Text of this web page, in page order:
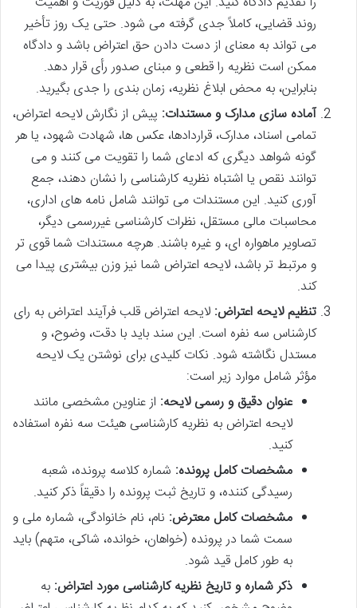
روند قضایی، کاملاً جدی گرفته می شود. حتی یک روز تأخیر
می تواند به معنای از دست دادن حق اعتراض باشد و دادگاه
ممکن است نظریه را قطعی و مبنای صدور رأی قرار دهد.
بنابراین، به محض ابلاغ نظریه، زمان بندی را جدی بگیرید.
آماده سازی مدارک و مستندات: پیش از نگارش لایحه اعتراض،
تمامی اسناد، مدارک، قراردادها، عکس ها، شهادت شهود، یا هر
گونه شواهد دیگری که ادعای شما را تقویت می کنند و می
توانند نقص یا اشتباه نظریه کارشناسی را نشان دهند، جمع
آوری کنید. این مستندات می توانند شامل نامه های اداری،
محاسبات مالی مستقل، نظرات کارشناسی غیررسمی دیگر،
تصاویر ماهواره ای، و غیره باشند. هرچه مستندات شما قوی تر
و مرتبط تر باشد، لایحه اعتراض شما نیز وزن بیشتری پیدا می
کند.
تنظیم لایحه اعتراض: لایحه اعتراض قلب فرآیند اعتراض به رای
کارشناس سه نفره است. این سند باید با دقت، وضوح، و
مستدل نگاشته شود. نکات کلیدی برای نوشتن یک لایحه
مؤثر شامل موارد زیر است:
عنوان دقیق و رسمی لایحه: از عناوین مشخصی مانند
لایحه اعتراض به نظریه کارشناسی هیئت سه نفره استفاده
کنید.
مشخصات کامل پرونده: شماره کلاسه پرونده، شعبه
رسیدگی کننده، و تاریخ ثبت پرونده را دقیقاً ذکر کنید.
مشخصات کامل معترض: نام، نام خانوادگی، شماره ملی و
سمت شما در پرونده (خواهان، خوانده، شاکی، متهم) باید
به طور کامل قید شود.
ذکر شماره و تاریخ نظریه کارشناسی مورد اعتراض: به